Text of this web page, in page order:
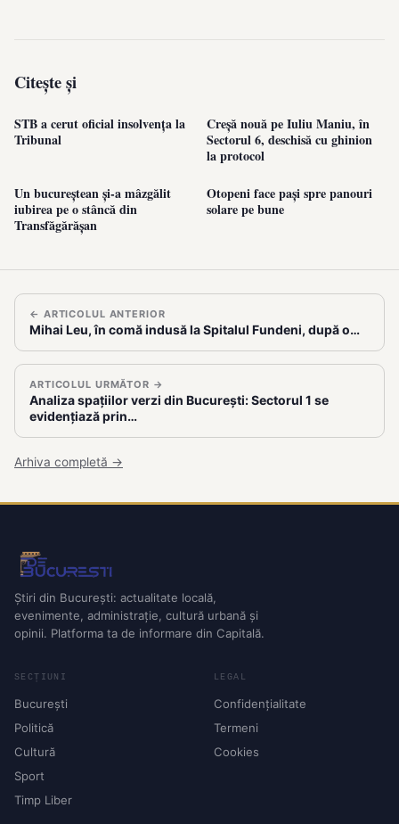
Citește și
STB a cerut oficial insolvența la
Tribunal
Creșă nouă pe Iuliu Maniu, în
Sectorul 6, deschisă cu ghinion
la protocol
Un bucureștean și-a mâzgălit
iubirea pe o stâncă din
Transfăgărășan
Otopeni face pași spre panouri
solare pe bune
← ARTICOLUL ANTERIOR
Mihai Leu, în comă indusă la Spitalul Fundeni, după o…
ARTICOLUL URMĂTOR →
Analiza spațiilor verzi din București: Sectorul 1 se
evidențiază prin…
Arhiva completă →
Știri din București: actualitate locală,
evenimente, administrație, cultură urbană și
opinii. Platforma ta de informare din Capitală.
SECȚIUNI
București
Politică
Cultură
Sport
Timp Liber
LEGAL
Confidențialitate
Termeni
Cookies